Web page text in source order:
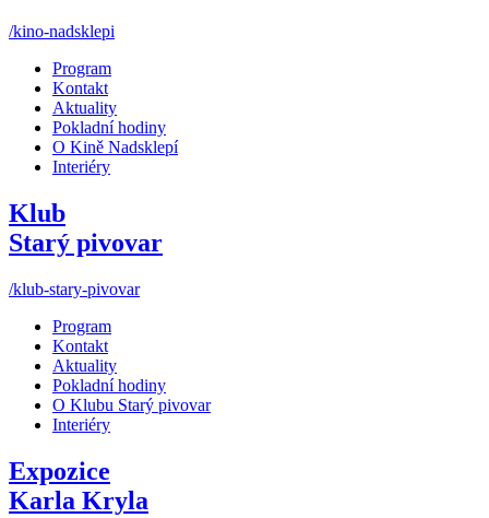
/kino-nadsklepi
Program
Kontakt
Aktuality
Pokladní hodiny
O Kině Nadsklepí
Interiéry
Klub
Starý pivovar
/klub-stary-pivovar
Program
Kontakt
Aktuality
Pokladní hodiny
O Klubu Starý pivovar
Interiéry
Expozice
Karla Kryla